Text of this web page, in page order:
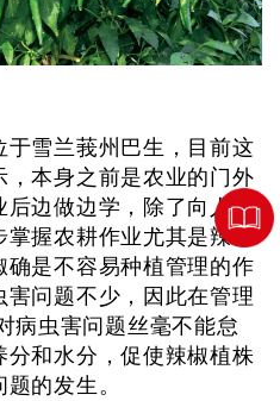
雪兰莪州巴生，目前这
本身之前是农业的门外
边做边学，除了向人讨
握农耕作业尤其是辣椒
是不容易种植管理的作
问题不少，因此在管理
病虫害问题丝毫不能怠
和水分，促使辣椒植株
的发生。